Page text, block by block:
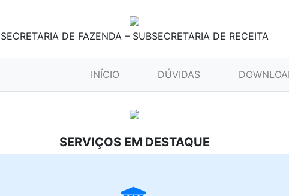
SECRETARIA DE FAZENDA – SUBSECRETARIA DE RECEITA
INÍCIO (CURRENT)DÚVIDAS
SERVIÇOS EM DESTAQUE